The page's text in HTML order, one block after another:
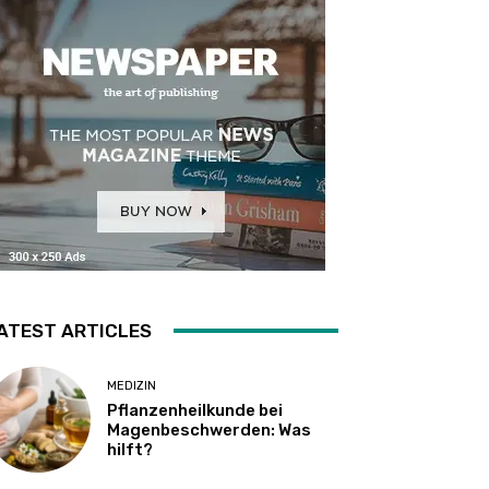
ARTICLES
MEDIZIN
Pflanzenheilkunde bei
Magenbeschwerden: Was
hilft?